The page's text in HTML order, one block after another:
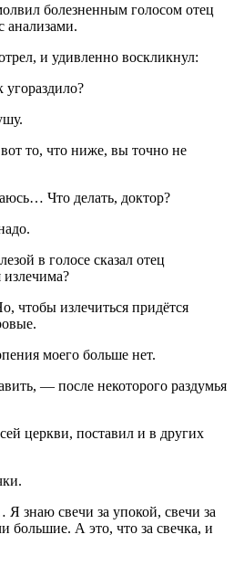
болезненным голосом отец
анализами.
и удивленно воскликнул:
то, что ниже, вы точно не
Что делать, доктор?
в голосе сказал отец
чтобы излечиться придётся
моего больше нет.
— после некоторого раздумья
церкви, поставил и в других
знаю свечи за упокой, свечи за
большие. А это, что за свечка, и